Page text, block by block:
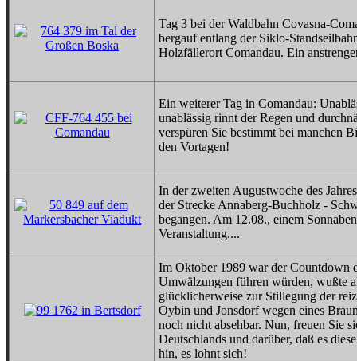
Tag 3 bei der Waldbahn Covasna-
bergauf entlang der Siklo-
Holzfällerort Comandau. Ein
Ein weiterer Tag in Comandau:
unablässig rinnt der Regen und
verspüren Sie bestimmt bei manchen
den Vortagen!
In der zweiten Augustwoche des
der Strecke Annaberg-Buchholz -
begangen. Am 12.08., einem
Veranstaltung....
Im Oktober 1989 war der Countdown
Umwälzungen führen würden, wußte
glücklicherweise zur Stillegung der
Oybin und Jonsdorf wegen eines
noch nicht absehbar. Nun, freuen Sie
Deutschlands und darüber, daß es
hin, es lohnt sich!